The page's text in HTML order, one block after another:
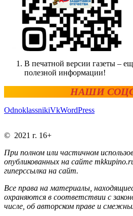
В печатной версии газеты –
полезной информации!
НАШИ
OdnoklassnikiVkWordPress
© 2021 г. 16+
При полном или частичном
опубликованных на сайте
гиперссылка на сайт.
Все права на материалы,
охраняются в соответствии с
числе, об авторском праве и